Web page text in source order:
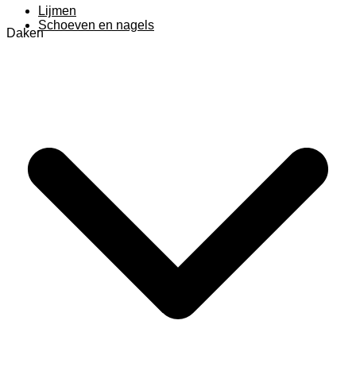
Lijmen
Schoeven en nagels
Daken